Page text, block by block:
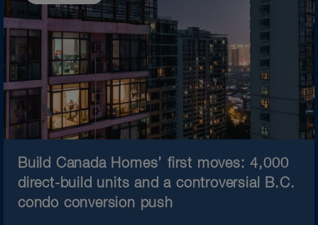
Build Canada Homes’ first moves: 4,000
direct-build units and a controversial B.C.
condo conversion push